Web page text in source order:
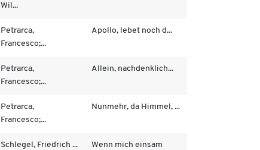
Wil...
Petrarca,
Francesco;...
Apollo, lebet noch d...
Petrarca,
Francesco;...
Allein, nachdenklich...
Petrarca,
Francesco;...
Nunmehr, da Himmel, ...
Schlegel, Friedrich ...
Wenn mich einsam